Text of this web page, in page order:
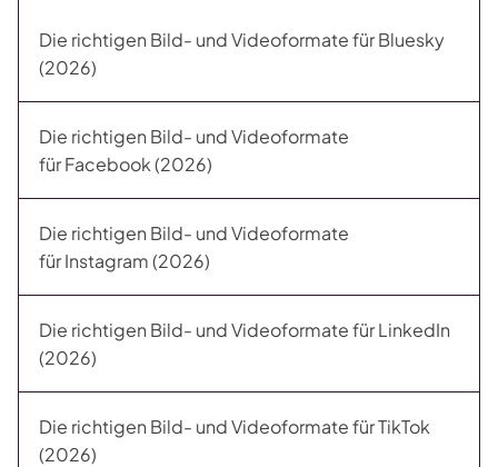
Die richtigen Bild- und Videoformate für Bluesky
(2026)
Die richtigen Bild- und Videoformate
für Facebook (2026)
Die richtigen Bild- und Videoformate
für Instagram (2026)
Die richtigen Bild- und Videoformate für LinkedIn
(2026)
Die richtigen Bild- und Videoformate für TikTok
(2026)